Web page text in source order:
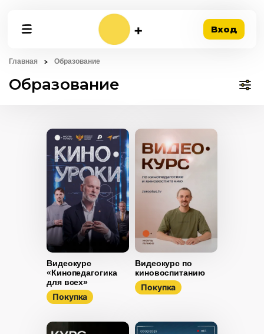
Вход
Главная Образование
Образование
Видеокурс
«Кинопедагогика
для всех»
Покупка
Видеокурс по
киновоспитанию
Покупка